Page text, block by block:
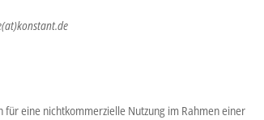
eine nichtkommerzielle Nutzung im Rahmen einer